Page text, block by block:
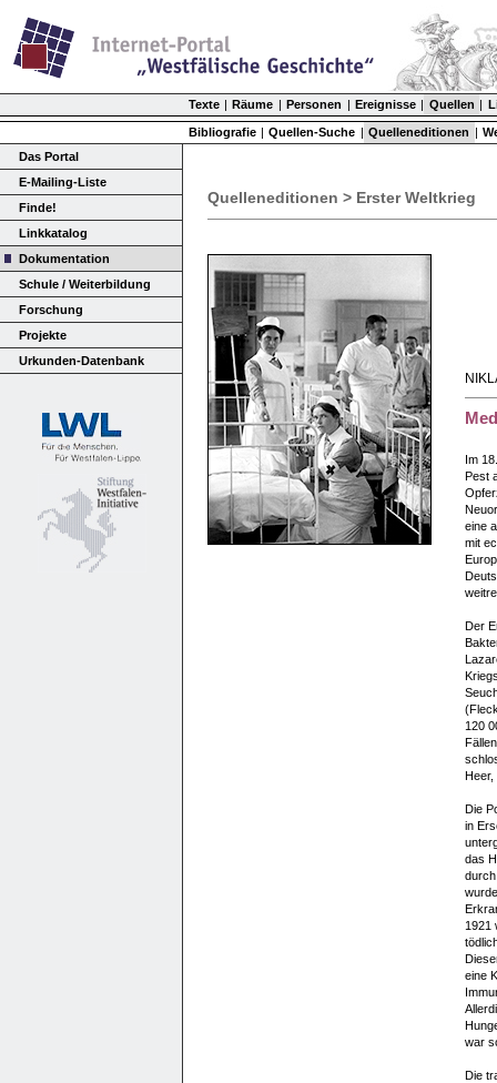
Texte | Räume | Personen | Ereignisse | Quellen |
Bibliografie | Quellen-Suche | Quelleneditionen |
Das Portal
E-Mailing-Liste
Finde!
Linkkatalog
Dokumentation
Schule / Weiterbildung
Forschung
Projekte
Urkunden-Datenbank
Quelleneditionen > Erster Weltkrieg
Im
Pest
eine
mit
Der
120
Heer,
Die
in
das
1921
eine
war
Die